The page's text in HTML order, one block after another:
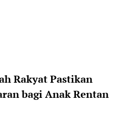
Rakyat Pastikan
bagi Anak Rentan